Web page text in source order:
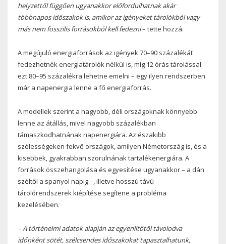
helyzettől függően ugyanakkor előfordulhatnak akár
többnapos időszakok is, amikor az igényeket tárolókból vagy
más nem fosszilis forrásokból kell fedezni– tette hozzá.
A megújuló energiaforrások az igények 70–90 százalékát
fedezhetnék energiatárolók nélkül is, míg 12 órás tárolással
ezt 80–95 százalékra lehetne emelni – egy ilyen rendszerben
már a napenergia lenne a fő energiaforrás.
A modellek szerint a nagyobb, déli országoknak könnyebb
lenne az átállás, mivel nagyobb százalékban
támaszkodhatnának napenergiára. Az északibb
szélességeken fekvő országok, amilyen Németország is, és a
kisebbek, gyakrabban szorulnának tartalékenergiára. A
források összehangolása és egyesítése ugyanakkor – a dán
széltől a spanyol napig –, illetve hosszú távú
tárolórendszerek kiépítése segítene a probléma
kezelésében.
– A történelmi adatok alapján az egyenlítőtől távolodva
időnként sötét, szélcsendes időszakokat tapasztalhatunk,